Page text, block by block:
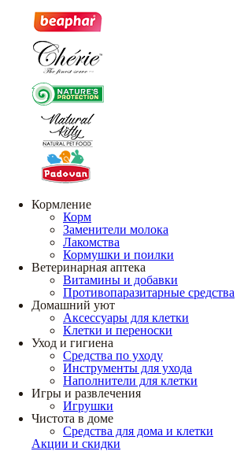
Кормление
Корм
Заменители молока
Лакомства
Кормушки и поилки
Ветеринарная аптека
Витамины и добавки
Противопаразитарные средства
Домашний уют
Аксессуары для клетки
Клетки и переноски
Уход и гигиена
Средства по уходу
Инструменты для ухода
Наполнители для клетки
Игры и развлечения
Игрушки
Чистота в доме
Средства для дома и клетки
Акции и скидки